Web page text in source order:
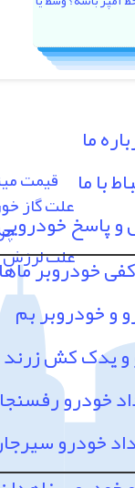
قیمت
علت گاز
علت لرزش
ما
با ما
پاسخ
خودروبر
و خودروبر بم
و یدک کش زرند
خودرو
خودرو